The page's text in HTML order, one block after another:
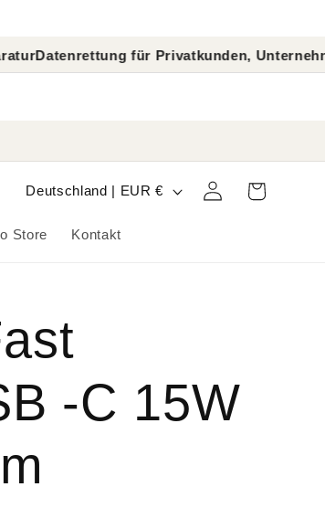
für Privatkunden, Unternehmen und
Store Kontakt
L
a
/
R
e
g
i
Deutschland | EUR € EinloggenWarenkorb
-C 15W